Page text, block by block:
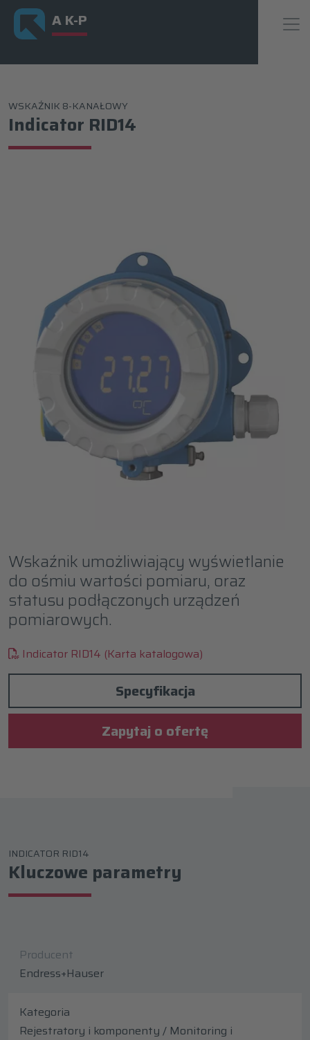
A K-P
WSKAŹNIK 8-KANAŁOWY
Indicator RID14
Wskaźnik umożliwiający wyświetlanie
do ośmiu wartości pomiaru, oraz
statusu podłączonych urządzeń
pomiarowych.
Indicator RID14 (Karta katalogowa)
Specyfikacja
Zapytaj o ofertę
INDICATOR RID14
Kluczowe parametry
Producent
Endress+Hauser
Kategoria
Rejestratory i komponenty / Monitoring i